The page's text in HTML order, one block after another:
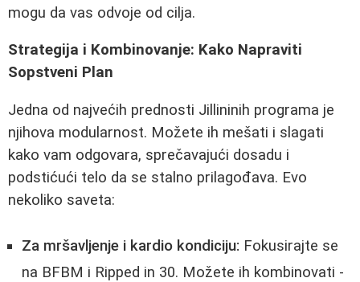
mogu da vas odvoje od cilja.
Strategija i Kombinovanje: Kako Napraviti
Sopstveni Plan
Jedna od najvećih prednosti Jillininih programa je
njihova modularnost. Možete ih mešati i slagati
kako vam odgovara, sprečavajući dosadu i
podstićući telo da se stalno prilagođava. Evo
nekoliko saveta:
Za mršavljenje i kardio kondiciju: Fokusirajte se
na BFBM i Ripped in 30. Možete ih kombinovati -